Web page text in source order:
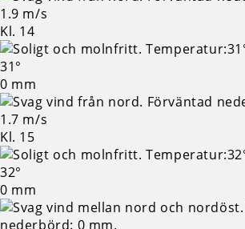
1.9 m/s
Kl. 14
31°
0 mm
1.7 m/s
Kl. 15
32°
0 mm